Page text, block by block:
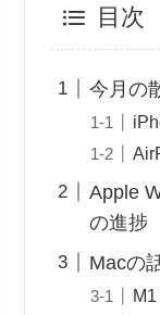
目次
今月の
Apple
の進捗
Macの